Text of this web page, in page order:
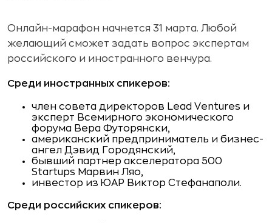
Онлайн-марафон начнется 31 марта. Любой
желающий сможет задать вопрос экспертам
российского и иностранного венчура.
Среди иностранных спикеров:
член совета директоров Lead Ventures и
эксперт Всемирного экономического
форума Вера Футорянски,
американский предприниматель и бизнес-
ангел Дэвид Городянский,
бывший партнер акселератора 500
Startups Марвин Ляо,
инвестор из ЮАР Виктор Стефанаполи.
Среди российских спикеров: